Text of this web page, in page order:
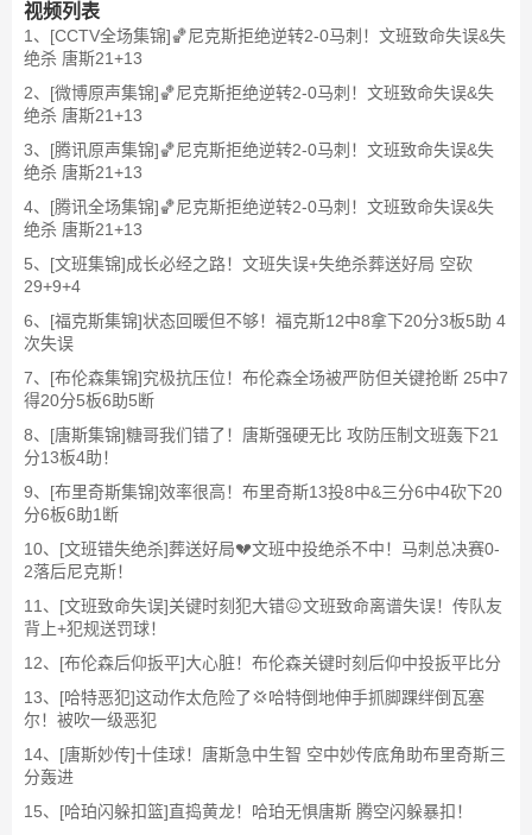
视频列表
1、[CCTV全场集锦]🏀尼克斯拒绝逆转2-0马刺！文班致命失误&失
绝杀 唐斯21+13
2、[微博原声集锦]🏀尼克斯拒绝逆转2-0马刺！文班致命失误&失
绝杀 唐斯21+13
3、[腾讯原声集锦]🏀尼克斯拒绝逆转2-0马刺！文班致命失误&失
绝杀 唐斯21+13
4、[腾讯全场集锦]🏀尼克斯拒绝逆转2-0马刺！文班致命失误&失
绝杀 唐斯21+13
5、[文班集锦]成长必经之路！文班失误+失绝杀葬送好局 空砍
29+9+4
6、[福克斯集锦]状态回暖但不够！福克斯12中8拿下20分3板5助 4
次失误
7、[布伦森集锦]究极抗压位！布伦森全场被严防但关键抢断 25中7
得20分5板6助5断
8、[唐斯集锦]糖哥我们错了！唐斯强硬无比 攻防压制文班轰下21
分13板4助！
9、[布里奇斯集锦]效率很高！布里奇斯13投8中&三分6中4砍下20
分6板6助1断
10、[文班错失绝杀]葬送好局💔文班中投绝杀不中！马刺总决赛0-
2落后尼克斯！
11、[文班致命失误]关键时刻犯大错😖文班致命离谱失误！传队友
背上+犯规送罚球！
12、[布伦森后仰扳平]大心脏！布伦森关键时刻后仰中投扳平比分
13、[哈特恶犯]这动作太危险了💢哈特倒地伸手抓脚踝绊倒瓦塞
尔！被吹一级恶犯
14、[唐斯妙传]十佳球！唐斯急中生智 空中妙传底角助布里奇斯三
分轰进
15、[哈珀闪躲扣篮]直捣黄龙！哈珀无惧唐斯 腾空闪躲暴扣！